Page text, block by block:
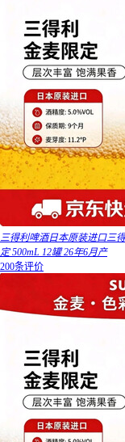
三得利啤酒日本原装进口三
定 500mL 12罐 26年6月产
200条评价